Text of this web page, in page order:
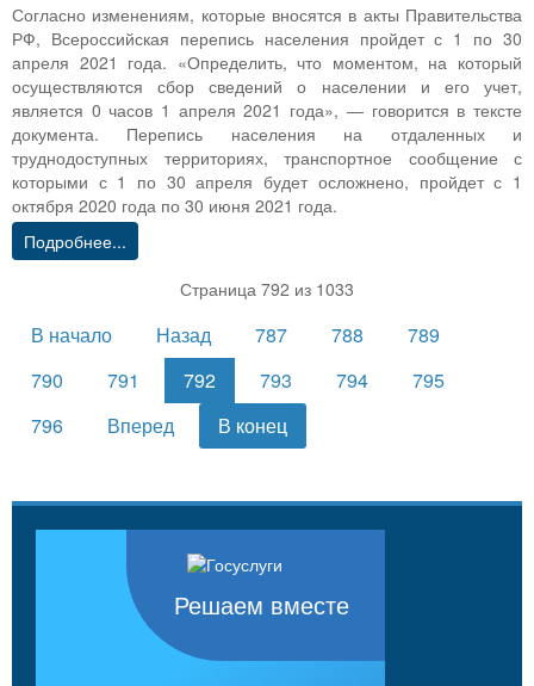
Согласно изменениям, которые вносятся в акты Правительства
РФ, Всероссийская перепись населения пройдет с 1 по 30
апреля 2021 года. «Определить, что моментом, на который
осуществляются сбор сведений о населении и его учет,
является 0 часов 1 апреля 2021 года», — говорится в тексте
документа. Перепись населения на отдаленных и
труднодоступных территориях, транспортное сообщение с
которыми с 1 по 30 апреля будет осложнено, пройдет с 1
октября 2020 года по 30 июня 2021 года.
Подробнее...
Страница 792 из 1033
В начало Назад 787 788
789
790
791 792 793 794
795
796
Вперед В конец
Решаем вместе